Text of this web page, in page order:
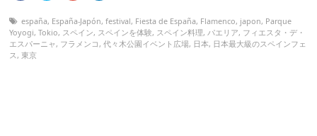
españa, España-Japón,festival, Fiesta de España, Flamenco, japon, Parque
Yoyogi,Tokio, スペイン, スペインを体験, スペイン料理, パエリア, フィエスタ・デ・
エスパーニャ , フラメンコ ,代々木公園イベント広場, 日本, 日本最大級のスペインフェ
ス ,東京